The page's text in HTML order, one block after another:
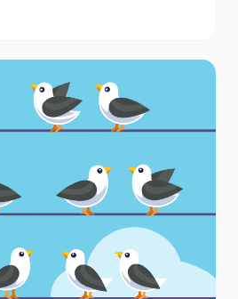
，也就是外部連結品質的重要